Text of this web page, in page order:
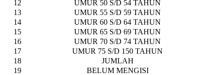
12
UMUR 50 S/D 54 TAHUN
13
UMUR 55 S/D 59 TAHUN
14
UMUR 60 S/D 64 TAHUN
15
UMUR 65 S/D 69 TAHUN
16
UMUR 70 S/D 74 TAHUN
17
UMUR 75 S/D 150 TAHUN
18
JUMLAH
19
BELUM MENGISI